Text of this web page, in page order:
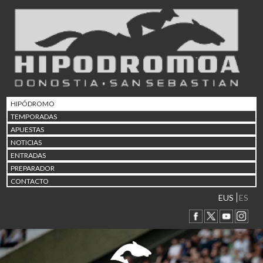
HIPÓDROMO
TEMPORADAS
APUESTAS
NOTICIAS
ENTRADAS
PREPARADOR
CONTACTO
EUS ES
02/08 17:30 Abuztuaren 2a / 2 de
Abuztuaren 9a / 9 de
12/08 12:24 Abuztaren 12a / 12 de
15/08 17:05 Abuztuaren 15a / 15 de
23/08 17:30 Abuztuaren 23a / 23 de
30/08 17:30 Abuztuaren 30a / 30 de
02/09 11:15
06/09 17:30 Irailaren 6a / 6 de
Irailaren 13a / 13 de
30/09 11:30 Irailaren 30a / 30 de